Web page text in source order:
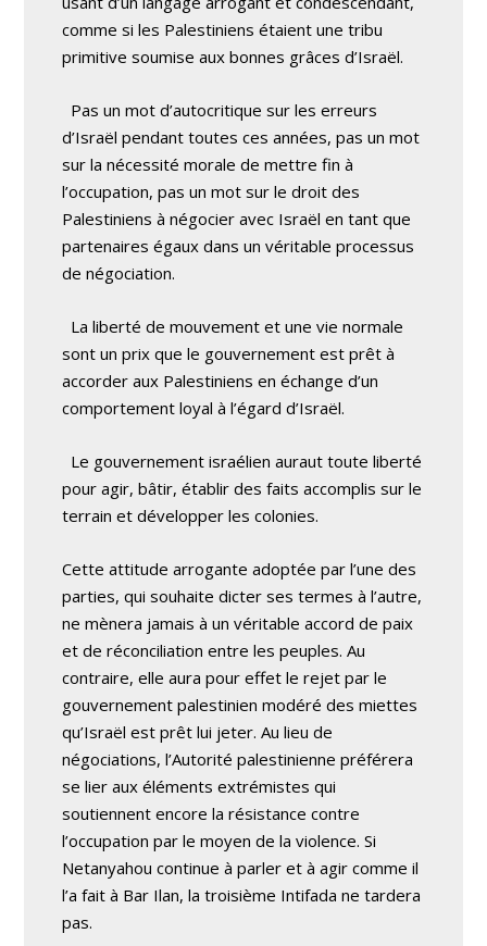
comme si les Palestiniens étaient une tribu
primitive soumise aux bonnes grâces d’Israël.
Pas un mot d’autocritique sur les erreurs
d’Israël pendant toutes ces années, pas un mot
sur la nécessité morale de mettre fin à
l’occupation, pas un mot sur le droit des
Palestiniens à négocier avec Israël en tant que
partenaires égaux dans un véritable processus
de négociation.
La liberté de mouvement et une vie normale
sont un prix que le gouvernement est prêt à
accorder aux Palestiniens en échange d’un
comportement loyal à l’égard d’Israël.
Le gouvernement israélien auraut toute liberté
pour agir, bâtir, établir des faits accomplis sur le
terrain et développer les colonies.
Cette attitude arrogante adoptée par l’une des
parties, qui souhaite dicter ses termes à l’autre,
ne mènera jamais à un véritable accord de paix
et de réconciliation entre les peuples. Au
contraire, elle aura pour effet le rejet par le
gouvernement palestinien modéré des miettes
qu’Israël est prêt lui jeter. Au lieu de
négociations, l’Autorité palestinienne préférera
se lier aux éléments extrémistes qui
soutiennent encore la résistance contre
l’occupation par le moyen de la violence. Si
Netanyahou continue à parler et à agir comme il
l’a fait à Bar Ilan, la troisième Intifada ne tardera
pas.